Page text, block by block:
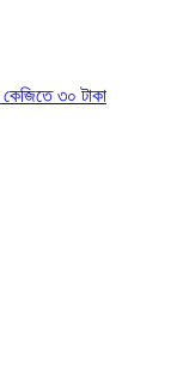
৩০ টাকা